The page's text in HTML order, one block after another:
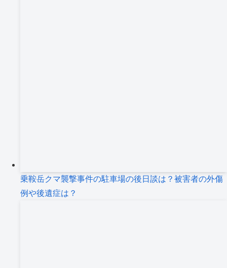
乗鞍岳クマ襲撃事件の駐車場の後日談は？被害者の外傷
例や後遺症は？